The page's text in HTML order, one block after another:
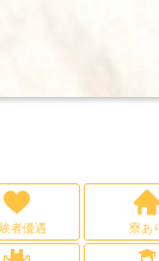
者優遇 寮あ